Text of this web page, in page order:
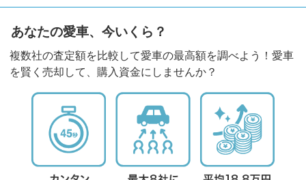
あなたの愛車、今いくら？
複数社の査定額を比較して愛車の最高額を調べよう！愛車
を賢く売却して、購入資金にしませんか？